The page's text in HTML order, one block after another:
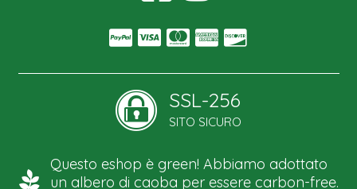
SSL-256
SITO SICURO
Questo eshop è green! Abbiamo adottato
un albero di caoba per essere carbon-free.